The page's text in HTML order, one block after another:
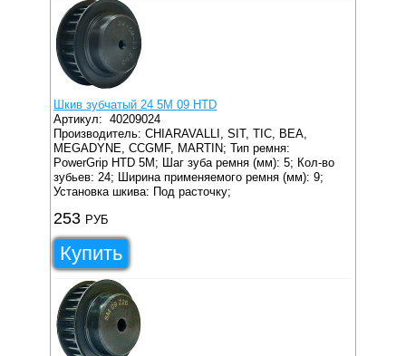
Шкив зубчатый 24 5M 09 HTD
Артикул:40209024
Производитель: CHIARAVALLI, SIT, TIC, BEA,
MEGADYNE, CCGMF, MARTIN; Тип ремня:
PowerGrip HTD 5M; Шаг зуба ремня (мм): 5; Кол-во
зубьев: 24; Ширина применяемого ремня (мм): 9;
Установка шкива: Под расточку;
253 РУБ
Купить